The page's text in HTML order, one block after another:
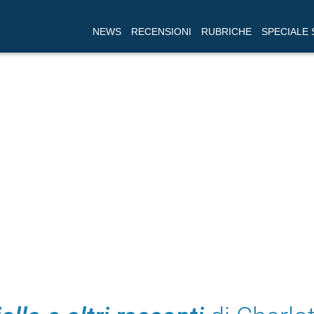
NEWS RECENSIONI RUBRICHE SPECIALE